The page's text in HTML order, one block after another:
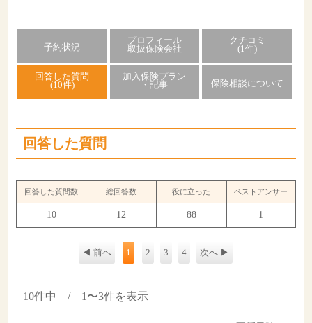
予約状況
プロフィール
取扱保険会社
クチコミ
(1件)
回答した質問
(10件)
加入保険プラン
・記事
保険相談について
回答した質問
回答した質問数 総回答数 役に立った ベストアンサー
10 12 88 1
◀ 前へ 1 2 3 4 次へ ▶
10件中 / 1〜3件を表示